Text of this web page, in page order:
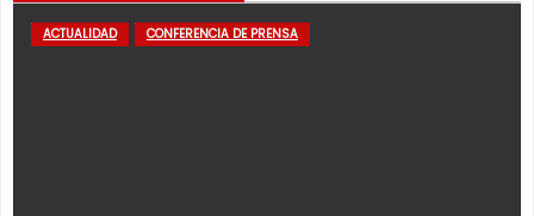
ACTUALIDAD CONFERENCIA DE PRENSA